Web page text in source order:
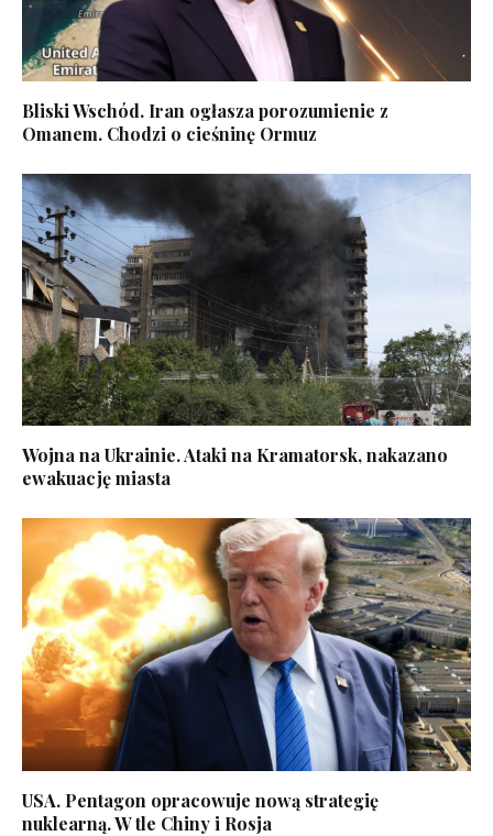
Bliski Wschód. Iran ogłasza porozumienie z
Omanem. Chodzi o cieśninę Ormuz
Wojna na Ukrainie. Ataki na Kramatorsk, nakazano
ewakuację miasta
USA. Pentagon opracowuje nową strategię
nuklearną. W tle Chiny i Rosja